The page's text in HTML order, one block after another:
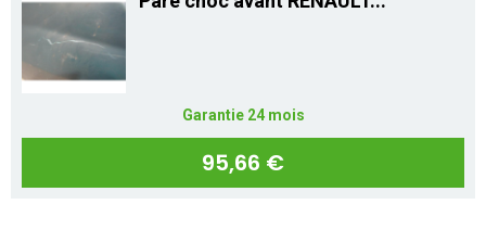
Garantie 24 mois
95,66 €